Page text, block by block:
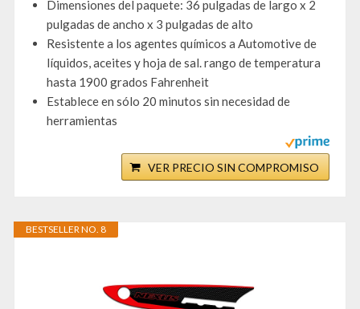
Dimensiones del paquete: 36 pulgadas de largo x 2
pulgadas de ancho x 3 pulgadas de alto
Resistente a los agentes químicos a Automotive de
líquidos, aceites y hoja de sal. rango de temperatura
hasta 1900 grados Fahrenheit
Establece en sólo 20 minutos sin necesidad de
herramientas
VER PRECIO SIN COMPROMISO
BESTSELLER NO. 8